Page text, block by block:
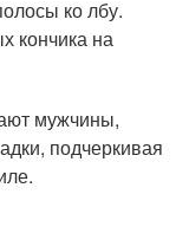
ко лбу.
кончика на
мужчины,
подчеркивая